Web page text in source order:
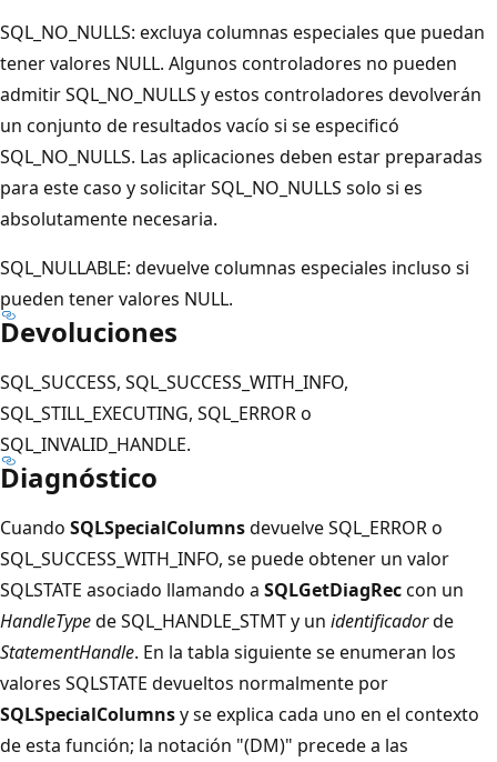
SQL_NO_NULLS: excluya columnas especiales que puedan
tener valores NULL. Algunos controladores no pueden
admitir SQL_NO_NULLS y estos controladores devolverán
un conjunto de resultados vacío si se especificó
SQL_NO_NULLS. Las aplicaciones deben estar preparadas
para este caso y solicitar SQL_NO_NULLS solo si es
absolutamente necesaria.
SQL_NULLABLE: devuelve columnas especiales incluso si
pueden tener valores NULL.
Devoluciones
SQL_SUCCESS, SQL_SUCCESS_WITH_INFO,
SQL_STILL_EXECUTING, SQL_ERROR o
SQL_INVALID_HANDLE.
Diagnóstico
Cuando SQLSpecialColumnsdevuelve SQL_ERROR o
SQL_SUCCESS_WITH_INFO, se puede obtener un valor
SQLSTATE asociado llamando a SQLGetDiagReccon un
HandleTypede SQL_HANDLE_STMT y un identificadorde
StatementHandle. En la tabla siguiente se enumeran los
valores SQLSTATE devueltos normalmente por
SQLSpecialColumnsy se explica cada uno en el contexto
de esta función; la notación "(DM)" precede a las